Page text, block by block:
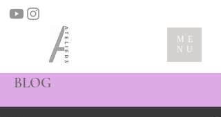
ME
NU
BLOG